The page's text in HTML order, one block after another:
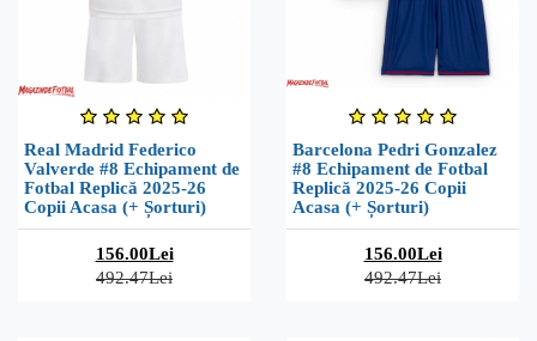
Real Madrid Federico
Valverde #8 Echipament de
Fotbal Replică 2025-26
Copii Acasa (+ Șorturi)
156.00Lei
492.47Lei
Barcelona Pedri Gonzalez
#8 Echipament de Fotbal
Replică 2025-26 Copii
Acasa (+ Șorturi)
156.00Lei
492.47Lei